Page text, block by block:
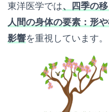
東洋医学では、四季の
人間の身体の要素：形
影響を重視しています。